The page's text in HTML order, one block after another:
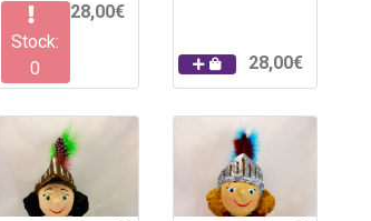
Stock:
0
28,00€
28,00€